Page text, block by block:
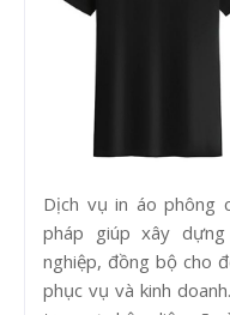
Dịch vụ in áo phông
pháp giúp xây
nghiệp, đồng bộ cho
phục vụ và kinh